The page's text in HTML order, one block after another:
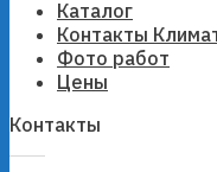
Каталог
Контакты
Фото работ
Цены
Контакты